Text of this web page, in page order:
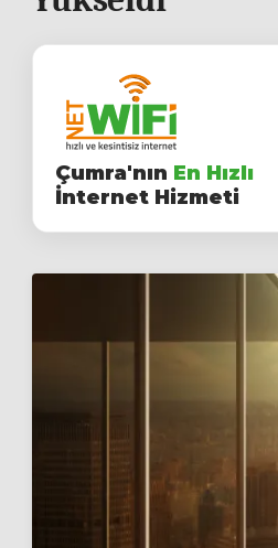
Çumra'nın En Hızlı
İnternet Hizmeti